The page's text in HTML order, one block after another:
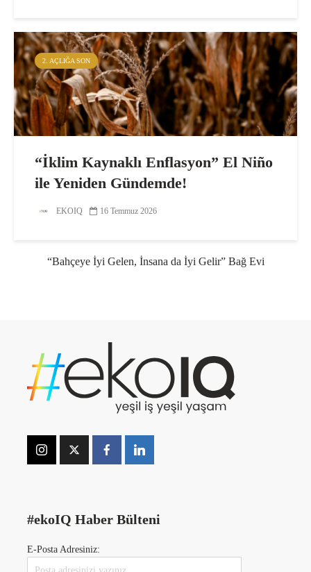
2. AÇLIĞA SON
“İklim Kaynaklı Enflasyon” El Niño
ile Yeniden Gündemde!
EKOIQ 16 Temmuz 2026
“Bahçeye İyi Gelen, İnsana da İyi Gelir” Bağ Evi
#ekoIQ Haber Bülteni
E-Posta Adresiniz: